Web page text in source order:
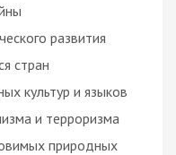
развития
стран
культур и языков
и терроризма
природных